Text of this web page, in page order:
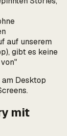
auf unserem
gibt es keine
Desktop
mit